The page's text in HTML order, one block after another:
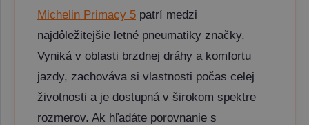
Michelin Primacy 5 patrí medzi
najdôležitejšie letné pneumatiky značky.
Vyniká v oblasti brzdnej dráhy a komfortu
jazdy, zachováva si vlastnosti počas celej
životnosti a je dostupná v širokom spektre
rozmerov. Ak hľadáte porovnanie s